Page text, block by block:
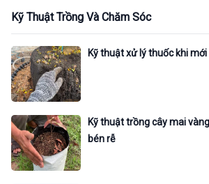
Kỹ Thuật Trồng Và Chăm Sóc
Kỹ thuật xử lý thuốc khi
Kỹ thuật trồng cây mai
bén rễ